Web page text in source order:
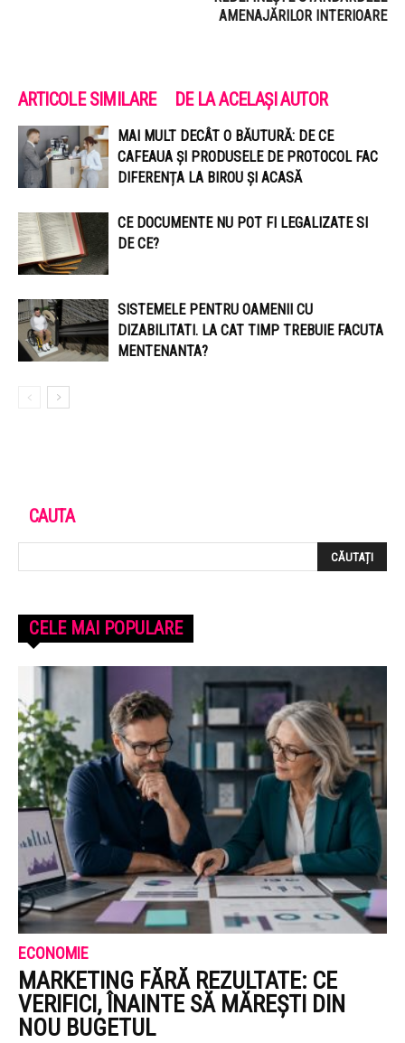
AMENAJĂRILOR INTERIOARE
ARTICOLE SIMILARE DE LA ACELAȘI AUTOR
MAI MULT DECÂT O BĂUTURĂ: DE CE
CAFEAUA ȘI PRODUSELE DE PROTOCOL FAC
DIFERENȚA LA BIROU ȘI ACASĂ
CE DOCUMENTE NU POT FI LEGALIZATE SI
DE CE?
SISTEMELE PENTRU OAMENII CU
DIZABILITATI. LA CAT TIMP TREBUIE FACUTA
MENTENANTA?
CAUTA
CELE MAI POPULARE
ECONOMIE
MARKETING FĂRĂ REZULTATE: CE
VERIFICI, ÎNAINTE SĂ MĂREȘTI DIN
NOU BUGETUL